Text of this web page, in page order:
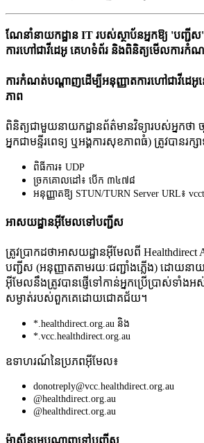
ណននយកដន IT របសសបនអកឱ 'បញស'
ករហជវដអ គហទពរ នងពនតមលករកណ
ករកណតបណញដមអនញតករហជវដអ
ភព
ពនតជមយនយកដនពតមនវទរបសអកថ
អកជមនរពទ ឬអងករសខភពធ) តវបនរក
ពធករ៖ UDP
ចកគលដ៖ បក ៣៤៧ ៨
អនញតឱ STUN/TURN Server URL៖ vcct
អសយដនអមលទបញស
តវបកដថអសយដនអមលព Healthdirect
បញស (អនញតតមរយជញងភង) ដយនយ
អមលនងតវបនផទកនអកបបសទងអ
សមតរបសពកគដយជគជយ។
*.healthdirect.org.au នង
*.vcc.healthdirect.org.au
ឧទហរណនបភពអមល៖
donotreply@vcc.healthdirect.org.au
@healthdirect.org.au
@healthdirect.org.au
មសនមបណញទបញស